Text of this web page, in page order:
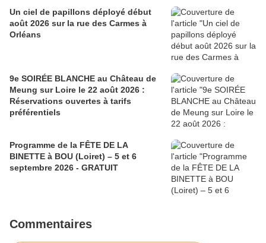
Un ciel de papillons déployé début
août 2026 sur la rue des Carmes à
Orléans
9e SOIRÉE BLANCHE au Château de
Meung sur Loire le 22 août 2026 :
Réservations ouvertes à tarifs
préférentiels
Programme de la FÊTE DE LA
BINETTE à BOU (Loiret) – 5 et 6
septembre 2026 - GRATUIT
Commentaires